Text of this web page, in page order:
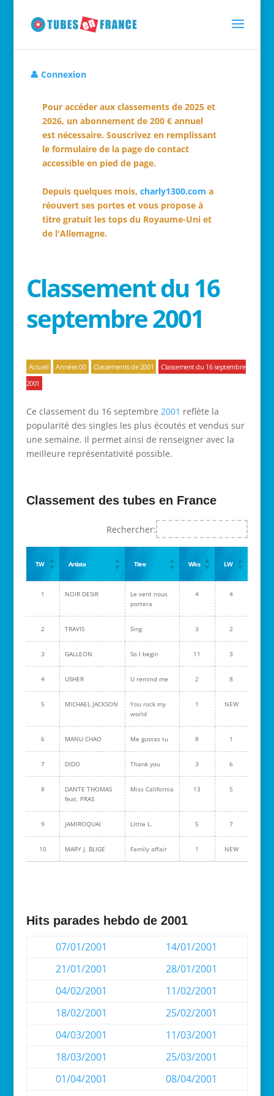
👤 Connexion
Pour accéder aux classements de 2025 et
2026, un abonnement de 200 € annuel
est nécessaire. Souscrivez en remplissant
le formulaire de la page de contact
accessible en pied de page.
Depuis quelques mois, charly1300.com a
réouvert ses portes et vous propose à
titre gratuit les tops du Royaume-Uni et
de l'Allemagne.
Classement du 16
septembre 2001
Accueil Années 00 Classements de 2001
Classement du 16 septembre
2001
Ce classement du 16 septembre 2001 reflète la
popularité des singles les plus écoutés et vendus sur
une semaine. Il permet ainsi de renseigner avec la
meilleure représentativité possible.
Classement des tubes en France
Rechercher:
TW Artiste Titre Wks LW
1 NOIR DESIR
Le vent nous
portera
4 4
2 TRAVIS Sing 3 2
3 GALLEON So I begin 11 3
4 USHER U remind me 2 8
5 MICHAEL JACKSON
You rock my
world
1 NEW
6 MANU CHAO Me gustas tu 8 1
7 DIDO Thank you 3 6
8
DANTE THOMAS
feat. PRAS
Miss California 13 5
9 JAMIROQUAI Little L. 5 7
10 MARY J. BLIGE Family affair 1 NEW
Hits parades hebdo de 2001
07/01/2001
14/01/2001
21/01/2001
28/01/2001
04/02/2001
11/02/2001
18/02/2001
25/02/2001
04/03/2001
11/03/2001
18/03/2001
25/03/2001
01/04/2001
08/04/2001